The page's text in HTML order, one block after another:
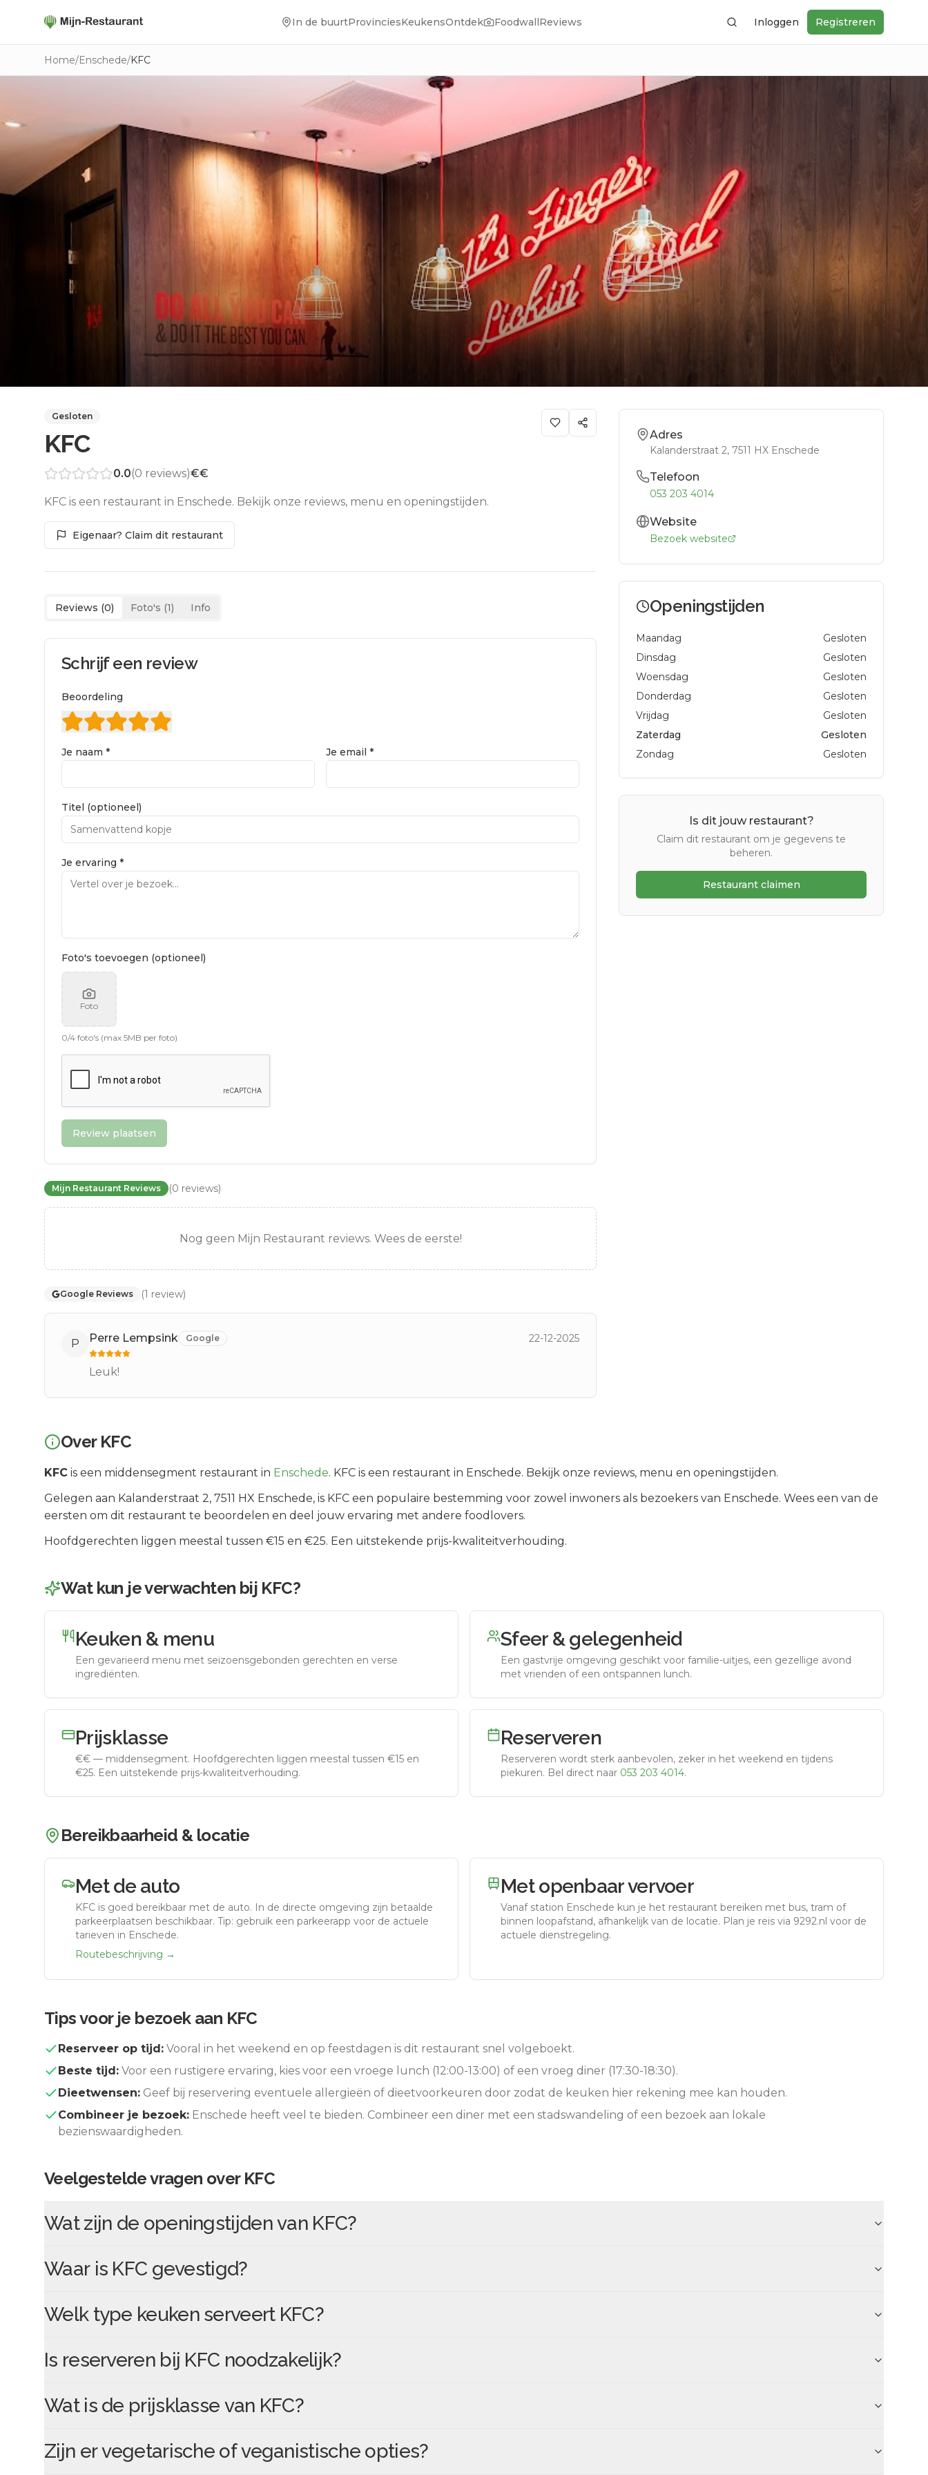
In de buurtProvinciesKeukensOntdek FoodwallReviews ZoekenInloggen Registreren
Home/Enschede/KFC
Gesloten
KFC
0.0(0 reviews)€€
KFC is een restaurant in Enschede. Bekijk onze reviews, menu en openingstijden.
Eigenaar? Claim dit restaurant
Reviews (0) Foto's (1) Info
Schrijf een review
Beoordeling
Je naam * Je email *
Titel (optioneel)
Je ervaring *
Foto's toevoegen (optioneel)
Foto
0/4 foto's (max 5MB per foto)
Review plaatsen
Mijn Restaurant Reviews (0 reviews)
Nog geen Mijn Restaurant reviews. Wees de eerste!
Google Reviews (1 review)
P Perre Lempsink Google 22-12-2025
Leuk!
Adres
Kalanderstraat 2, 7511 HX Enschede
Telefoon
053 203 4014
Website
Bezoek website
Openingstijden
Maandag
Gesloten
Dinsdag
Gesloten
Woensdag
Gesloten
Donderdag
Gesloten
Vrijdag
Gesloten
Zaterdag
Gesloten
Zondag
Gesloten
Is dit jouw restaurant?
Claim dit restaurant om je gegevens te
beheren.
Restaurant claimen
Over KFC
KFC is een middensegment restaurant in Enschede. KFC is een restaurant in Enschede. Bekijk onze reviews, menu en openingstijden.
Gelegen aan Kalanderstraat 2, 7511 HX Enschede, is KFC een populaire bestemming voor zowel inwoners als bezoekers van Enschede. Wees een van de
eersten om dit restaurant te beoordelen en deel jouw ervaring met andere foodlovers.
Hoofdgerechten liggen meestal tussen €15 en €25. Een uitstekende prijs-kwaliteitverhouding.
Wat kun je verwachten bij KFC?
Keuken & menu
Een gevarieerd menu met seizoensgebonden gerechten en verse
ingrediënten.
Sfeer & gelegenheid
Een gastvrije omgeving geschikt voor familie-uitjes, een gezellige avond
met vrienden of een ontspannen lunch.
Prijsklasse
€€ — middensegment. Hoofdgerechten liggen meestal tussen €15 en
€25. Een uitstekende prijs-kwaliteitverhouding.
Reserveren
Reserveren wordt sterk aanbevolen, zeker in het weekend en tijdens
piekuren. Bel direct naar 053 203 4014.
Bereikbaarheid & locatie
Met de auto
KFC is goed bereikbaar met de auto. In de directe omgeving zijn betaalde
parkeerplaatsen beschikbaar. Tip: gebruik een parkeerapp voor de actuele
tarieven in Enschede.
Routebeschrijving →
Met openbaar vervoer
Vanaf station Enschede kun je het restaurant bereiken met bus, tram of
binnen loopafstand, afhankelijk van de locatie. Plan je reis via 9292.nl voor de
actuele dienstregeling.
Tips voor je bezoek aan KFC
Reserveer op tijd: Vooral in het weekend en op feestdagen is dit restaurant snel volgeboekt.
Beste tijd: Voor een rustigere ervaring, kies voor een vroege lunch (12:00-13:00) of een vroeg diner (17:30-18:30).
Dieetwensen: Geef bij reservering eventuele allergieën of dieetvoorkeuren door zodat de keuken hier rekening mee kan houden.
Combineer je bezoek: Enschede heeft veel te bieden. Combineer een diner met een stadswandeling of een bezoek aan lokale
bezienswaardigheden.
Veelgestelde vragen over KFC
Wat zijn de openingstijden van KFC?
Waar is KFC gevestigd?
Welk type keuken serveert KFC?
Is reserveren bij KFC noodzakelijk?
Wat is de prijsklasse van KFC?
Zijn er vegetarische of veganistische opties?